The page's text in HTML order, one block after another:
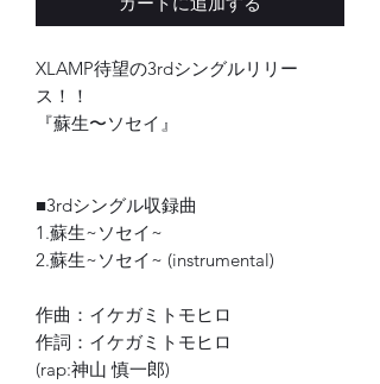
XLAMP待望の3rdシングルリリー
ス！！
『蘇生〜ソセイ』
■3rdシングル収録曲
1.蘇生~ソセイ~
2.蘇生~ソセイ~ (instrumental)
作曲：イケガミトモヒロ
作詞：イケガミトモヒロ
(rap:神山 慎一郎)